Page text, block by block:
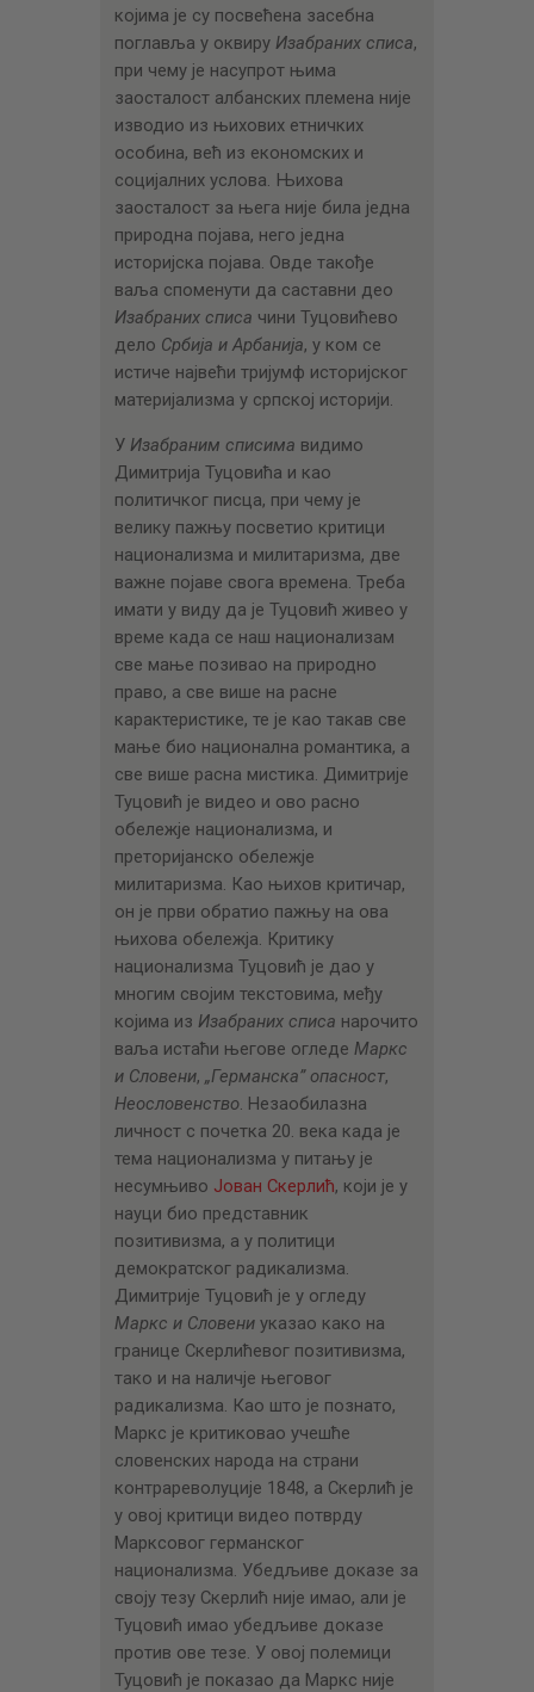
којима је су посвећена засебна
поглавља у оквиру Изабраних списа,
при чему је насупрот њима
заосталост албанских племена није
изводио из њихових етничких
особина, већ из економских и
социјалних услова. Њихова
заосталост за њега није била једна
природна појава, него једна
историјска појава. Овде такође
ваља споменути да саставни део
Изабраних списа чини Туцовићево
дело Србија и Арбанија, у ком се
истиче највећи тријумф историјског
материјализма у српској историји.
У Изабраним списима видимо
Димитрија Туцовића и као
политичког писца, при чему је
велику пажњу посветио критици
национализма и милитаризма, две
важне појаве свога времена. Треба
имати у виду да је Туцовић живео у
време када се наш национализам
све мање позивао на природно
право, а све више на расне
карактеристике, те је као такав све
мање био национална романтика, а
све више расна мистика. Димитрије
Туцовић је видео и ово расно
обележје национализма, и
преторијанско обележје
милитаризма. Као њихов критичар,
он је први обратио пажњу на ова
њихова обележја. Критику
национализма Туцовић је дао у
многим својим текстовима, међу
којима из Изабраних списа нарочито
ваља истаћи његове огледе Маркс
и Словени, „Германска” опасност,
Неословенство. Незаобилазна
личност с почетка 20. века када је
тема национализма у питању је
несумњиво Јован Скерлић, који је у
науци био представник
позитивизма, а у политици
демократског радикализма.
Димитрије Туцовић је у огледу
Маркс и Словениуказао како на
границе Скерлићевог позитивизма,
тако и на наличје његовог
радикализма. Као што је познато,
Маркс је критиковао учешће
словенских народа на страни
контрареволуције 1848, а Скерлић је
у овој критици видео потврду
Марксовог германског
национализма. Убедљиве доказе за
своју тезу Скерлић није имао, али је
Туцовић имао убедљиве доказе
против ове тезе. У овој полемици
Туцовић је показао да Маркс није